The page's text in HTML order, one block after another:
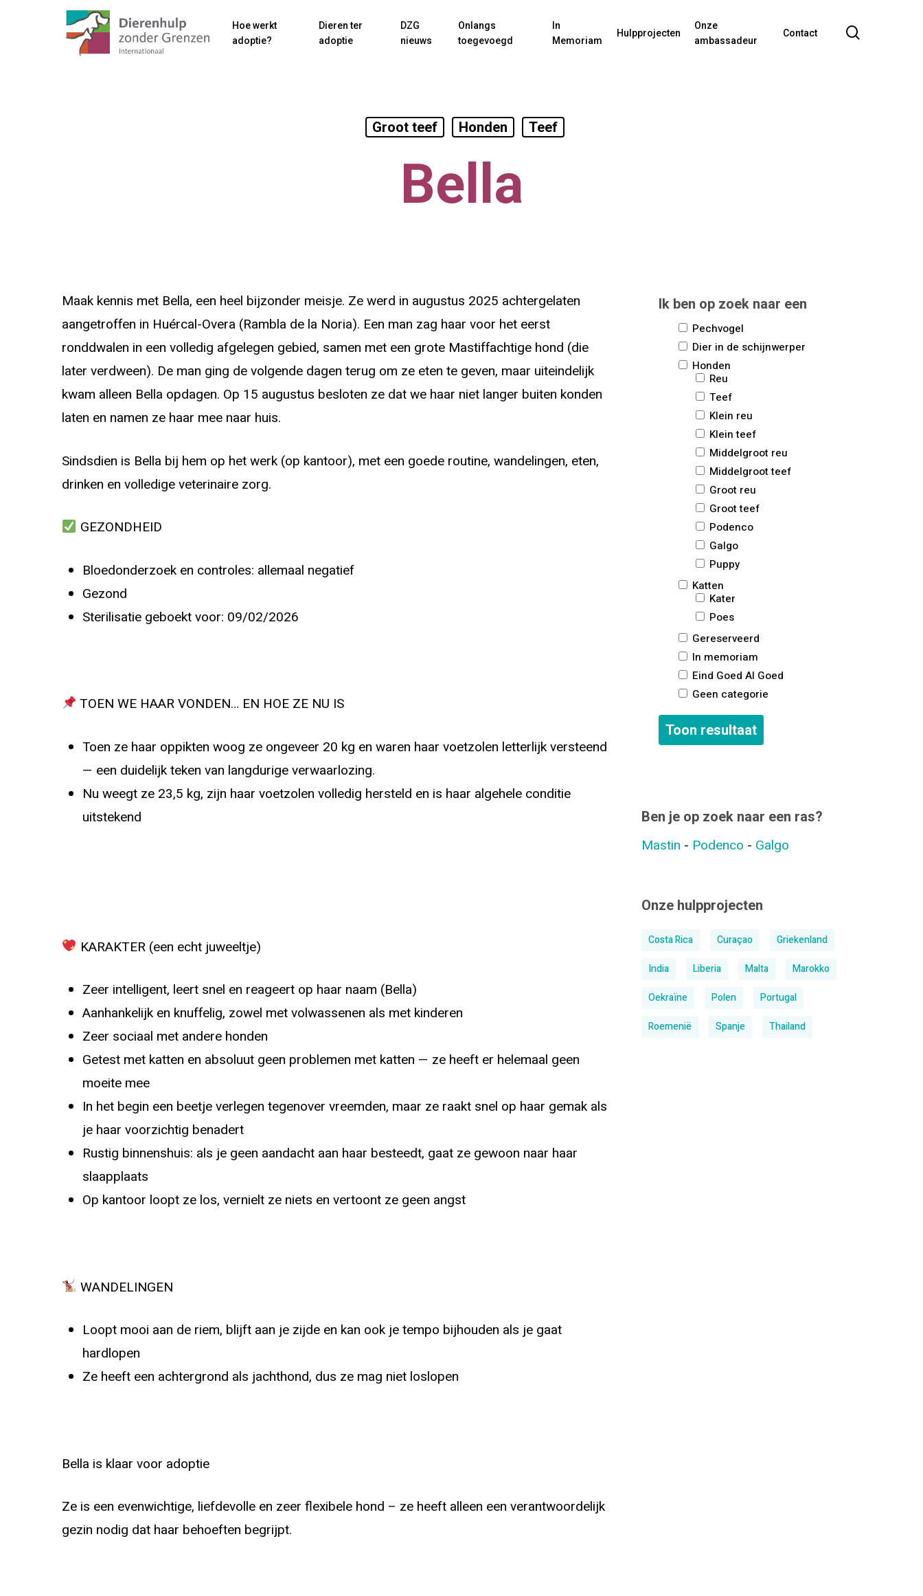
Hoe werkt
adoptie?
Dieren ter
adoptie
DZG
nieuws
Onlangs
toegevoegd
In
Memoriam
Hulpprojecten
Onze
ambassadeur
Contact
Groot teef Honden Teef
Bella
Maak kennis met Bella, een heel bijzonder meisje. Ze werd in augustus 2025 achtergelaten
aangetroffen in Huércal-Overa (Rambla de la Noria). Een man zag haar voor het eerst
ronddwalen in een volledig afgelegen gebied, samen met een grote Mastiffachtige hond (die
later verdween). De man ging de volgende dagen terug om ze eten te geven, maar uiteindelijk
kwam alleen Bella opdagen. Op 15 augustus besloten ze dat we haar niet langer buiten konden
laten en namen ze haar mee naar huis.
Sindsdien is Bella bij hem op het werk (op kantoor), met een goede routine, wandelingen, eten,
drinken en volledige veterinaire zorg.
GEZONDHEID
Bloedonderzoek en controles: allemaal negatief
Gezond
Sterilisatie geboekt voor: 09/02/2026
TOEN WE HAAR VONDEN… EN HOE ZE NU IS
Toen ze haar oppikten woog ze ongeveer 20 kg en waren haar voetzolen letterlijk versteend
— een duidelijk teken van langdurige verwaarlozing.
Nu weegt ze 23,5 kg, zijn haar voetzolen volledig hersteld en is haar algehele conditie
uitstekend
KARAKTER (een echt juweeltje)
Zeer intelligent, leert snel en reageert op haar naam (Bella)
Aanhankelijk en knuffelig, zowel met volwassenen als met kinderen
Zeer sociaal met andere honden
Getest met katten en absoluut geen problemen met katten — ze heeft er helemaal geen
moeite mee
In het begin een beetje verlegen tegenover vreemden, maar ze raakt snel op haar gemak als
je haar voorzichtig benadert
Rustig binnenshuis: als je geen aandacht aan haar besteedt, gaat ze gewoon naar haar
slaapplaats
Op kantoor loopt ze los, vernielt ze niets en vertoont ze geen angst
WANDELINGEN
Loopt mooi aan de riem, blijft aan je zijde en kan ook je tempo bijhouden als je gaat
hardlopen
Ze heeft een achtergrond als jachthond, dus ze mag niet loslopen
Bella is klaar voor adoptie
Ze is een evenwichtige, liefdevolle en zeer flexibele hond – ze heeft alleen een verantwoordelijk
gezin nodig dat haar behoeften begrijpt.
Ik ben op zoek naar een
Pechvogel
Dier in de schijnwerper
Honden
Reu
Teef
Klein reu
Klein teef
Middelgroot reu
Middelgroot teef
Groot reu
Groot teef
Podenco
Galgo
Puppy
Katten
Kater
Poes
Gereserveerd
In memoriam
Eind Goed Al Goed
Geen categorie
Ben je op zoek naar een ras?
Mastin - Podenco - Galgo
Onze hulpprojecten
Costa Rica Curaçao
Griekenland
India
Liberia Malta
Marokko
Oekraïne
Polen
Portugal
Roemenië
Spanje Thailand